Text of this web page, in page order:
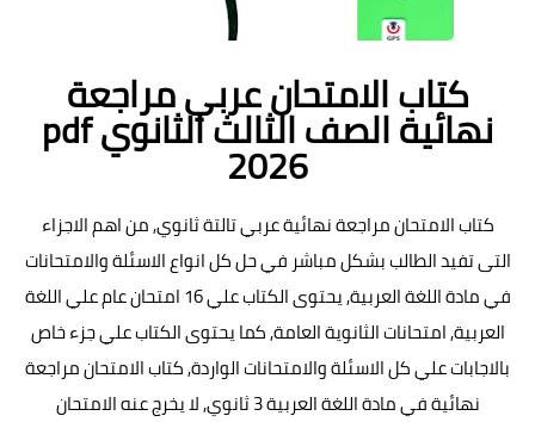
كتاب الامتحان عربي مراجعة
نهائية الصف الثالث الثانوي pdf
2026
كتاب الامتحان مراجعة نهائية عربي تالتة ثانوي, من اهم الاجزاء
التى تفيد الطالب بشكل مباشر في حل كل انواع الاسئلة والامتحانات
في مادة اللغة العربية, يحتوى الكتاب علي 16 امتحان عام علي اللغة
العربية, امتحانات الثانوية العامة, كما يحتوى الكتاب علي جزء خاص
بالاجابات علي كل الاسئلة والامتحانات الواردة, كتاب الامتحان مراجعة
نهائية في مادة اللغة العربية 3 ثانوي, لا يخرج عنه الامتحان